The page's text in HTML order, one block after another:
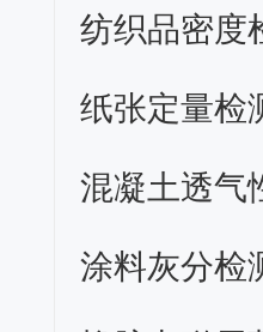
纺织品密度
纸张定量检
混凝土透气
涂料灰分检